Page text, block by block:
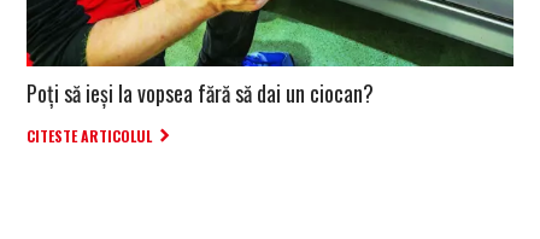
Poți să ieși la vopsea fără să dai un ciocan?
CITESTE ARTICOLUL